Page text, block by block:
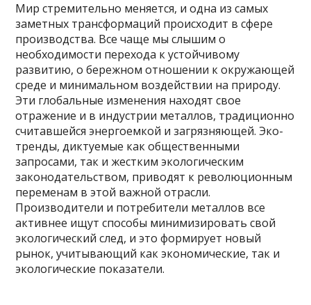
Мир стремительно меняется, и одна из самых
заметных трансформаций происходит в сфере
производства. Все чаще мы слышим о
необходимости перехода к устойчивому
развитию, о бережном отношении к окружающей
среде и минимальном воздействии на природу.
Эти глобальные изменения находят свое
отражение и в индустрии металлов, традиционно
считавшейся энергоемкой и загрязняющей. Эко-
тренды, диктуемые как общественными
запросами, так и жестким экологическим
законодательством, приводят к революционным
переменам в этой важной отрасли.
Производители и потребители металлов все
активнее ищут способы минимизировать свой
экологический след, и это формирует новый
рынок, учитывающий как экономические, так и
экологические показатели.